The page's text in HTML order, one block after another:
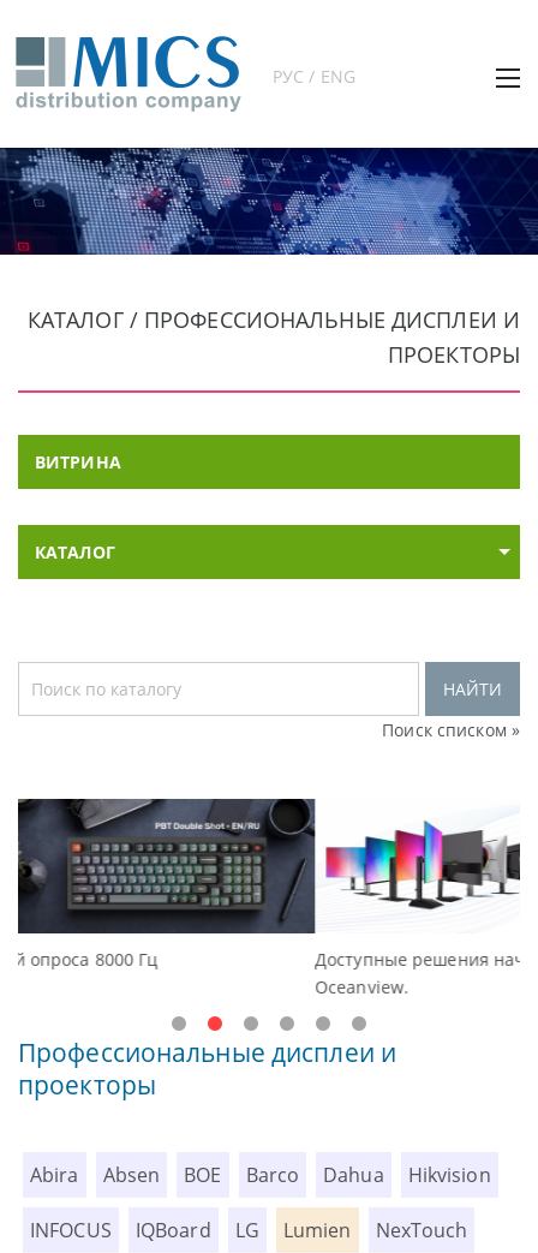
РУС / ENG
КАТАЛОГ / ПРОФЕССИОНАЛЬНЫЕ ДИСПЛЕИ И
ПРОЕКТОРЫ
ВИТРИНА
КАТАЛОГ
НАЙТИ
Поиск списком »
Доступные решения начального уровня, новые
Профессиональные дисплеи и
проекторы
Abira Absen BOE Barco Dahua Hikvision
INFOCUS IQBoard LG Lumien NexTouch